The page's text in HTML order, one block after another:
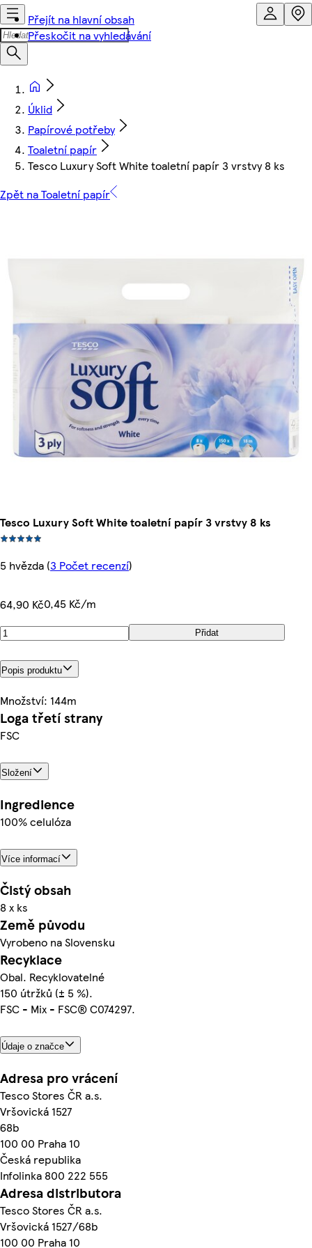
Přejít na hlavní obsah
Přeskočit na vyhledávání
Úklid
Papírové potřeby
Toaletní papír
Tesco Luxury Soft White toaletní papír 3 vrstvy 8 ks
Zpět na Toaletní papír
Tesco Luxury Soft White toaletní papír 3 vrstvy 8 ks
5 hvězda (3 Počet recenzí)
64,90 Kč0,45 Kč/m
Přidat
Popis produktu
Množství: 144m
Loga třetí strany
FSC
Složení
Ingredience
100% celulóza
Více informací
Čistý obsah
8 x ks
Země původu
Vyrobeno na Slovensku
Recyklace
Obal. Recyklovatelné
150 útržků (± 5 %).
FSC - Mix - FSC® C074297.
Údaje o značce
Adresa pro vrácení
Tesco Stores ČR a.s.
Vršovická 1527
68b
100 00 Praha 10
Česká republika
Infolinka 800 222 555
Adresa distributora
Tesco Stores ČR a.s.
Vršovická 1527/68b
100 00 Praha 10